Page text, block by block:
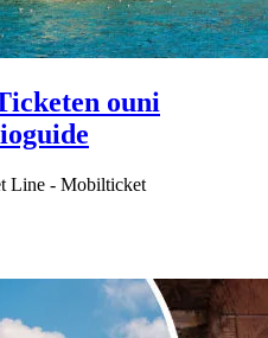
ouni
Line - Mobilticket